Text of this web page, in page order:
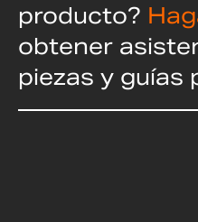
producto?
obtener
piezas y guías